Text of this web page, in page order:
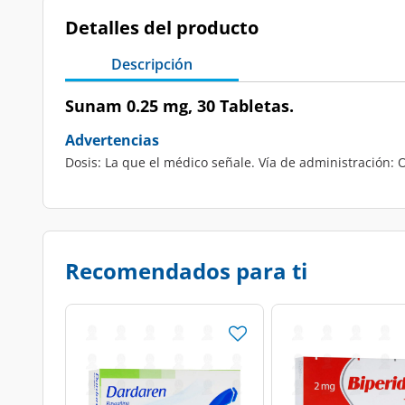
Detalles del producto
Descripción
Sunam 0.25 mg, 30 Tabletas.
Advertencias
Dosis: La que el médico señale. Vía de administración:
Recomendados para ti